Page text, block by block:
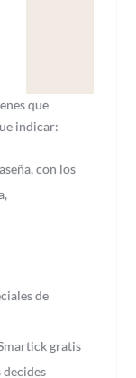
que
indicar:
con los
de
gratis
decides